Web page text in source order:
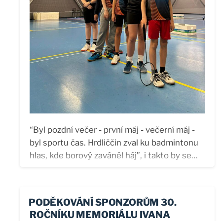
Talent Teamu. Během třech náročných dní
tak měli čest si v plzeňské hale národního
centra ČBaS zatrénovat s těmi nejlepšími v...
“Byl pozdní večer - první máj - večerní máj -
byl sportu čas. Hrdliččin zval ku badmintonu
hlas, kde borový zaváněl háj”, i takto by se
kterému v tento den neodmyslitelně patří
PODĚKOVÁNÍ SPONZORŮM 30.
ROČNÍKU MEMORIÁLU IVANA